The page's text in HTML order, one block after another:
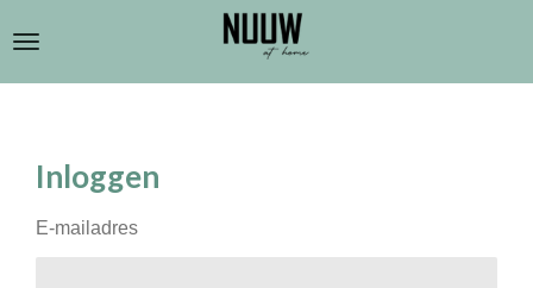
direct
naar
Inloggen
E-mailadres